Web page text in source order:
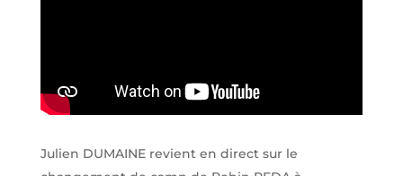
Julien DUMAINE revient en direct sur le